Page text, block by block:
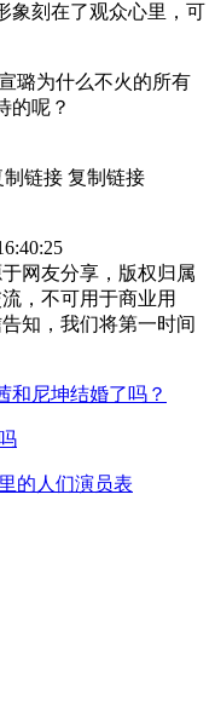
象刻在了观众心里，可
璐为什么不火的所有
的呢？
制链接 复制链接
网友分享，版权归属
，不可用于商业用
知，我们将第一时间
和尼坤结婚了吗？
的人们演员表